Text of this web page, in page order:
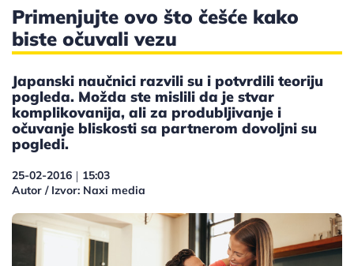
Primenjujte ovo što češće kako
biste očuvali vezu
Japanski naučnici razvili su i potvrdili teoriju
pogleda. Možda ste mislili da je stvar
komplikovanija, ali za produbljivanje i
očuvanje bliskosti sa partnerom dovoljni su
pogledi.
25-02-2016 | 15:03
Autor / Izvor: Naxi media